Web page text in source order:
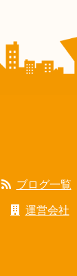
ブログ一覧
運営会社